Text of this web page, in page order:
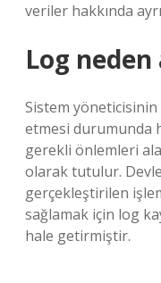
veriler hakkında
Log neden
Sistem yöneticisinin
etmesi durumunda
gerekli önlemleri
olarak tutulur.
gerçekleştirilen
sağlamak için log
hale getirmiştir.